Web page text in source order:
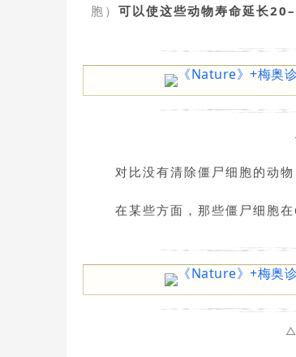
胞） 可以使这些动物寿命延长
对比没有清除僵尸细胞的动
在某些方面，那些僵尸细胞
△